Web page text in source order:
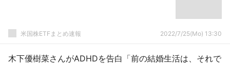
米国株ETFまとめ速報 2022/7/25(Mo) 13:30
木下優樹菜さんがADHDを告白「前の結婚生活は、それで